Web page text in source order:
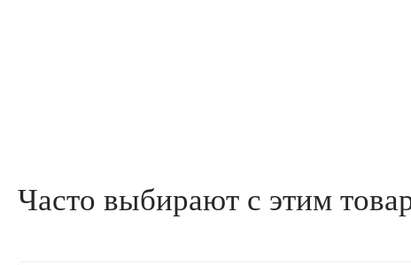
Часто выбирают с этим